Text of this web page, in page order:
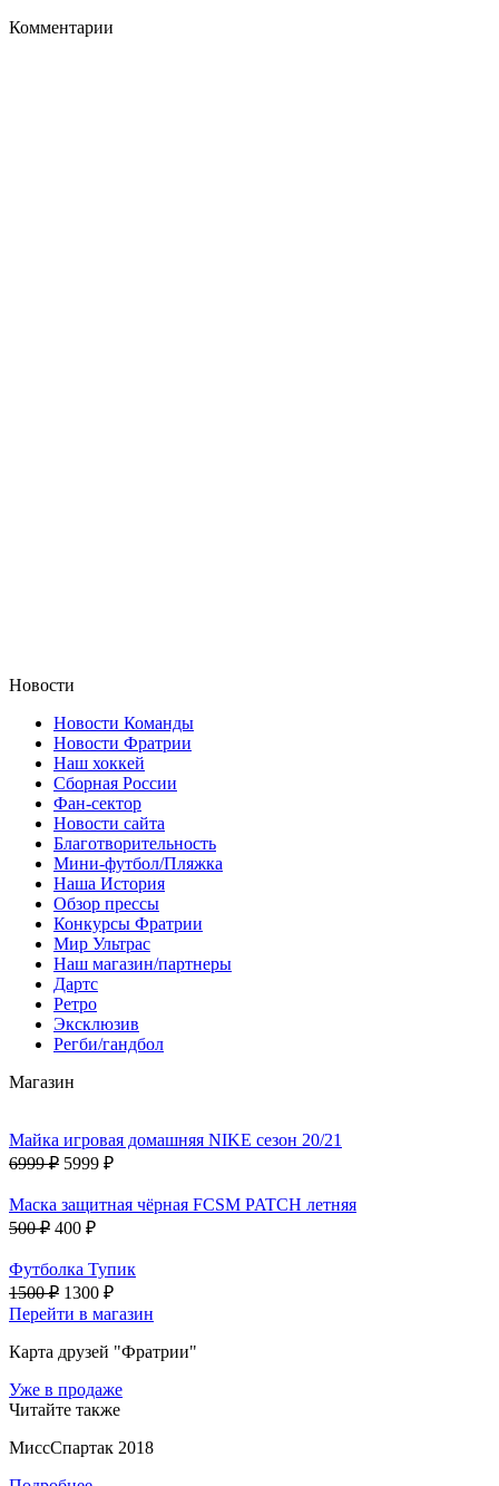
Комментарии
Новости
Новости Команды
Новости Фратрии
Наш хоккей
Сборная России
Фан-cектор
Новости сайта
Благотворительность
Мини-футбол/Пляжка
Наша История
Обзор прессы
Конкурсы Фратрии
Мир Ультрас
Наш магазин/партнеры
Дартс
Ретро
Эксклюзив
Регби/гандбол
Магазин
Майка игровая домашняя NIKE сезон 20/21
6999 ₽ 5999 ₽
Маска защитная чёрная FCSM PATCH летняя
500 ₽ 400 ₽
Футболка Тупик
1500 ₽ 1300 ₽
Перейти в магазин
Карта друзей "Фратрии"
Уже в продаже
Читайте также
МиссСпартак 2018